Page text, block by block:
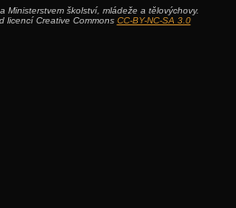
Ministerstvem školství, mládeže a tělovýchovy.
licencí Creative Commons CC-BY-NC-SA 3.0